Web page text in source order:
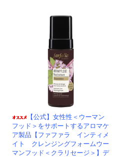
【公式】女性性＜ウーマン
フッド＞をサポートするアロマケ
ア製品【ファファラ インティメ
イト クレンジングフォームウー
マンフッド＜クラリセージ＞】デ